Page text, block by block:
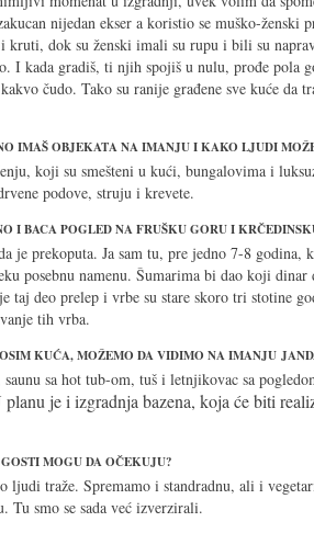
nijedan ekser a koristio se muško-ženski
dok su ženski imali su rupu i bili su
I kada gradiš, ti njih spojiš u nulu, prođe pola
čudo. Tako su ranije građene sve kuće da
IMAŠ OBJEKATA NA IMANJU I KAKO LJUDI
koji su smešteni u kući, bungalovima i
podove, struju i krevete.
I BACA POGLED NA FRUŠKU GORU I
je prekoputa. Ja sam tu, pre jedno 7-8 godina,
posebnu namenu. Šumarima bi dao koji dinar
taj deo prelep i vrbe su stare skoro tri stotine
tih vrba.
KUĆA, MOŽEMO DA VIDIMO NA IMANJU
sa hot tub-om, tuš i letnjikovac sa
je i izgradnja bazena, koja će biti
MOGU DA OČEKUJU?
ljudi traže. Spremamo i standradnu, ali i
Tu smo se sada već izverzirali.